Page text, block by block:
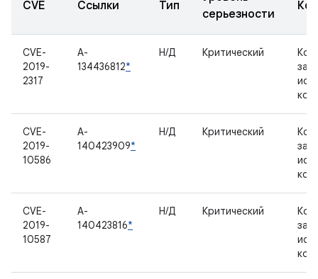
CVE Ссылки Тип
серьезности
CVE-
2019-
2317
A-
134436812*
Н/Д Критический
CVE-
2019-
10586
A-
140423909*
Н/Д Критический
CVE-
2019-
10587
A-
140423816*
Н/Д Критический